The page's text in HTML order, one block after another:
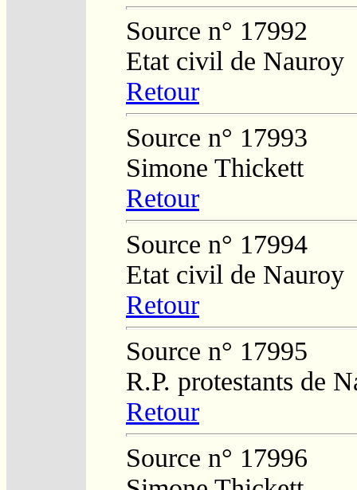
Source n° 17992
Etat civil de Nauroy
Retour
Source n° 17993
Simone Thickett
Retour
Source n° 17994
Etat civil de Nauroy
Retour
Source n° 17995
R.P. protestants de
Retour
Source n° 17996